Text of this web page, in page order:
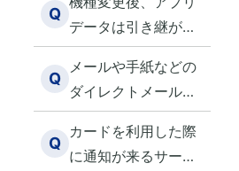
ができなくなりまし
た。 どうしたらよい
ですか？
Q
データは引き継がれ
ますか？
Q
メールや手紙などの
ダイレクトメールを
停止したい
Q
カードを利用した際
に通知が来るサービ